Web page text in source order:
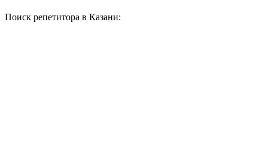
Поиск репетитора в Казани: